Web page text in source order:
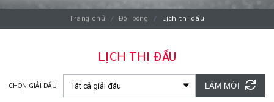
Trang chủ Đội bóng Lịch thi đấu
LỊCH THI ĐẤU
CHỌN GIẢI ĐẤU LÀM MỚI